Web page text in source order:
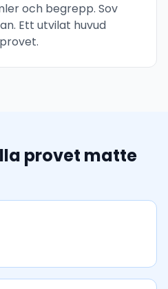
och begrepp. Sov
Ett utvilat huvud
provet matte